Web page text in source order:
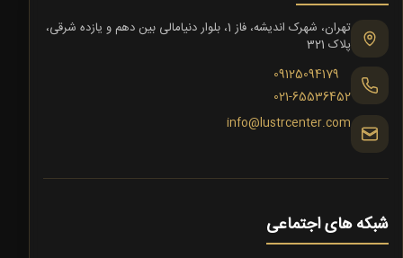
تهران، شهرک اندیشه، فاز 1، بلوار دنیامالی بین دهم و یازده شرقی،
پلاک 321
09125094179
021-65536452
info@lustrcenter.com
شبکه های اجتماعی